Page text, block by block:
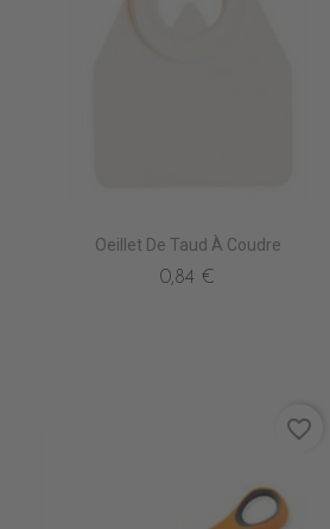
Oeillet De Taud À Coudre
0,84 €
favorite_border